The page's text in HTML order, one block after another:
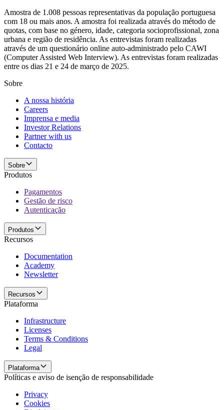
Amostra de 1.008 pessoas representativas da população portuguesa
com 18 ou mais anos. A amostra foi realizada através do método de
quotas, com base no género, idade, categoria socioprofissional, zona
urbana e região de residência. As entrevistas foram realizadas
através de um questionário online auto-administrado pelo CAWI
(Computer Assisted Web Interview). As entrevistas foram realizadas
entre os dias 21 e 24 de março de 2025.
Sobre
A nossa história
Careers
Imprensa e media
Investor Relations
Partner with us
Contacto
Sobre
Produtos
Pagamentos
Gestão de risco
Autenticação
Produtos
Recursos
Documentation
Academy
Newsletter
Recursos
Plataforma
Infrastructure
Licenses
Terms & Conditions
Legal
Plataforma
Políticas e aviso de isenção de responsabilidade
Privacy
Cookies